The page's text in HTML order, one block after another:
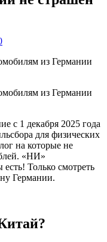
с 1 декабря 2025 года
для физических
на которые не
«НИ»
Только смотреть
Германии.